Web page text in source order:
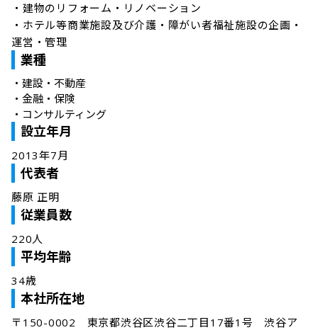
・建物のリフォーム・リノベーション
・ホテル等商業施設及び介護・障がい者福祉施設の企画・
運営・管理
業種
・ 建設・不動産
・ 金融・保険
・ コンサルティング
設立年月
2013年7月
代表者
藤原 正明
従業員数
220人
平均年齢
34歳
本社所在地
〒150-0002　東京都渋谷区渋谷二丁目17番1号　渋谷ア